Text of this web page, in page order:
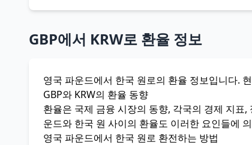
GBP에서 KRW로 환율 정보
영국 파운드에서 한국 원로의 환율 정보입니다.
GBP와 KRW의 환율 동향
환율은 국제 금융 시장의 동향, 각국의 경제 지
운드와 한국 원 사이의 환율도 이러한 요인들에
영국 파운드에서 한국 원로 환전하는 방법